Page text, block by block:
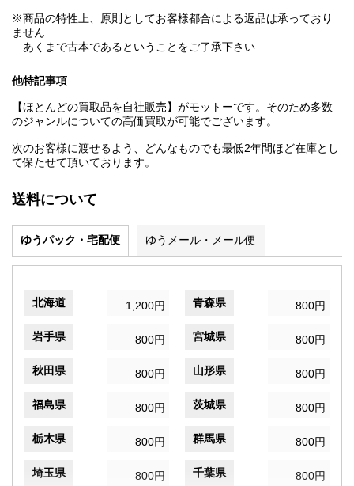
※商品の特性上、原則としてお客様都合による返品は承っており
ません
あくまで古本であるということをご了承下さい
他特記事項
【ほとんどの買取品を自社販売】がモットーです。そのため多数
のジャンルについての高価買取が可能でございます。
次のお客様に渡せるよう、どんなものでも最低2年間ほど在庫とし
て保たせて頂いております。
送料について
ゆうパック・宅配便 ゆうメール・メール便
北海道 1,200円 青森県 800円
岩手県 800円 宮城県 800円
秋田県 800円 山形県 800円
福島県 800円 茨城県 800円
栃木県 800円 群馬県 800円
埼玉県 800円 千葉県 800円